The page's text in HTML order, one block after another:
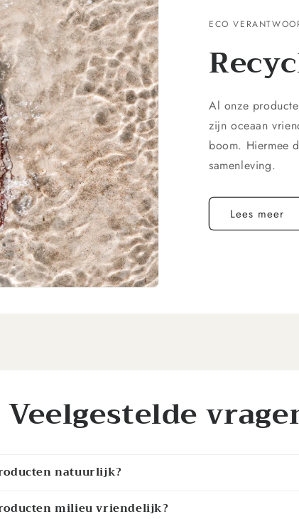
ECO
Al onze
zijn oceaan
boom. Hiermee
samenleving.
Lees meer
Veelgestelde
natuurlijk?
milieu vriendelijk?